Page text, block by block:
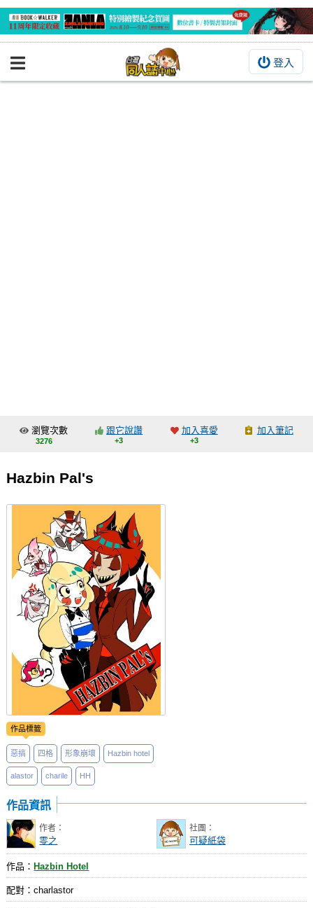
登入
BOOKY書集倉庫
交流中心
會員中心
註冊會員
登入
瀏覽次數
3276
跟它說讚
+3
加入喜愛
+3
加入筆記
Hazbin Pal's
作品標籤
惡搞 四格 形象崩壞 Hazbin hotel
alastor charile HH
作品資訊
作者：
零之
社團：
可疑紙袋
作品： Hazbin Hotel
配對：charlastor